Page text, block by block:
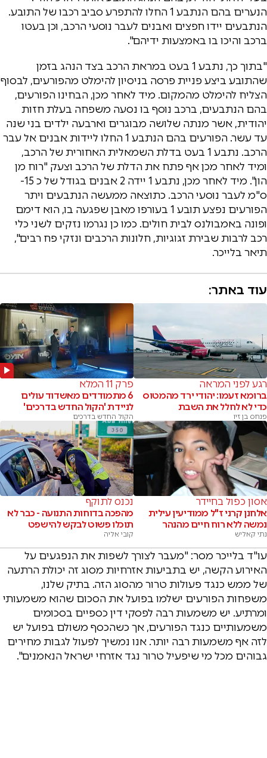
הנערים בהם הנתבע 1 החלו להתפרע סביב רכבו של התובע.
הנתבעים יידו חפצים ואבנים לעבר נוסעי הרכב, וכן בעטו
ברכב והיכו בו באמצעות ידיהם".
"בתוך כך, נתבע 1 בעט במראת הרכב בצד הנהג בזמן
שהתובע ביצע פניית פרסה בניסיון להימלט מהפורעים, לבסוף
הצליח להימלט מהמקום. מיד לאחר מכן, הבחינו הפורעים,
בהם הנתבעים, ברכב נוסף בו נסעה משפחה בעלת חזות
יהודית, אשר מנתה שלושה מבוגרים וארבעה ילדים בני שנה
עד עשר. הפורעים בהם הנתבע 1 החלו ליידות אבנים אל עבר
הרכב. נתבע 1 בעט בדלת השמאלית האחורית של הרכב,
ומיד לאחר מכן אף פתח את הדלת של הרכב וצעק "רוח מן
הון". מיד לאחר מכן, נתבע 1 יידה 2 אבנים בגודל של כ 15-
ס"מ לעבר נוסעי הרכב. כתוצאה ממעשה הנתבעים ויתר
הפורעים נפצע תובע 1 בעורפו מאבן שפגעה בו, הוא דימם
ופונה באמבולנס לבית חולים. כמו כן נגרמו נזקים לשני כלי
רכב לרבות שבירת זגוגיות, חלונות הרכבים ונזקי פח רבים",
תיאר בלייכר.
עוד באתר:
רגע לפני המראה
ברומא זעמו: יהודי ירד מהמטוס
כדי לא לחלל את השבת
פנחס בן זיו
פרק 11 המלא
6 מתמודדים מאשדוד עולים
לניידת 'הקול החדש בדרכים'
הקול החדש בדרכים
אסון כפול בחיידר
אלחנן קרני ז"ל ממודיעין עילית
נמשה ללא רוח חיים מהנהר
נתי קאליש
נכנס לתוקף
מהפכה בדוחות התנועה - כבר לא
תוכלו פשוט לבקש להישפט
קובי אליה
עו"ד בלייכר מסר: "מעבר לצורך לשפות את הנפגעים על
האירוע הקשה, יש בתביעות אזרחיות מסוג זה יכולת הרתעה
של ממש כנגד פעולות טרור מהסוג הזה. בתיק שלנו,
משפחות הפורעים ישלמו בפועל את הסכום שהוא משמעותי
ומרתיע. יש משמעות רבה לפסקי דין כספיים בסכומים
משמעותיים כנגד הפורעים, אך כשהכסף משולם בפועל יש
לזה אף משמעות רבה יותר. אנו נמשיך לפעול לגבות מחירים
גבוהים מכל מי שיפעיל טרור נגד אזרחי ישראל הנאמנים".